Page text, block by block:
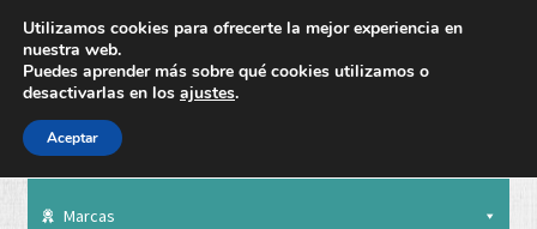
Marcas
Utilizamos cookies para ofrecerte la mejor experiencia en
nuestra web.
Puedes aprender más sobre qué cookies utilizamos o
desactivarlas en los ajustes.
Aceptar